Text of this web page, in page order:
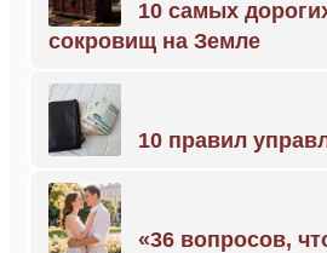
10 самых
сокровищ на Земле
10 правил
«36 вопросов,